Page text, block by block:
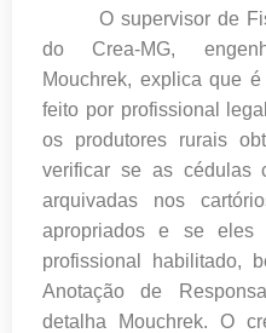
O supervisor de
do Crea-MG,
Mouchrek, explica que
feito por profissional
os produtores rurais
verificar se as cédulas
arquivadas nos
apropriados e se eles
profissional habilitado,
Anotação de
detalha Mouchrek. O